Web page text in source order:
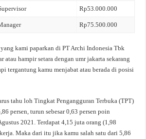
Rp53.000.000
Rp75.500.000
kami paparkan di PT Archi Indonesia Tbk
atau hampir setara dengan umr jakarta sekarang
tergantung kamu menjabat atau berada di posisi
tahu loh Tingkat Pengangguran Terbuka (TPT)
persen, turun sebesar 0,63 persen poin
2021. Terdapat 4,15 juta orang (1,98
Maka dari itu jika kamu salah satu dari 5,86